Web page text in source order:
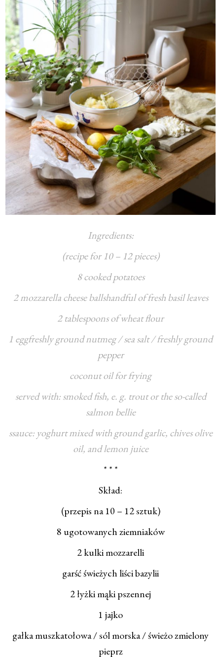
Ingredients:
(recipe for 10 – 12 pieces)
8 cooked potatoes
2 mozzarella cheese ballshandful of fresh basil leaves
2 tablespoons of wheat flour
1 eggfreshly ground nutmeg / sea salt / freshly ground
pepper
coconut oil for frying
served with: smoked fish, e. g. trout or the so-called
salmon bellie
ssauce: yoghurt mixed with ground garlic, chives olive
oil, and lemon juice
* * *
Skład:
(przepis na 10 – 12 sztuk)
8 ugotowanych ziemniaków
2 kulki mozzarelli
garść świeżych liści bazylii
2 łyżki mąki pszennej
1 jajko
gałka muszkatołowa / sól morska / świeżo zmielony
pieprz